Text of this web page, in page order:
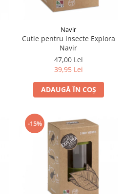
Navir
Cutie pentru insecte Explora
Navir
47,00 Lei
39,95 Lei
ADAUGĂ ÎN COȘ
-15%